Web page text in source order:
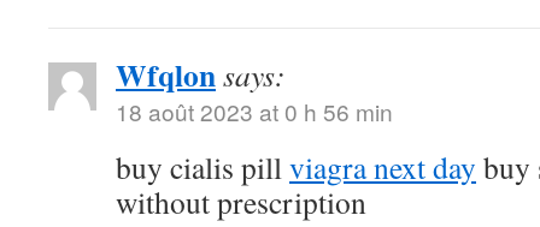
Wfqlonsays:
18 août 2023 at 0 h 56 min
buy cialis pillviagra next day buy
without prescription